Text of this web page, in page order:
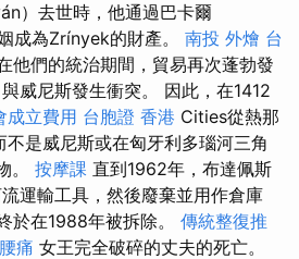
）去世時，他通過巴卡爾
成為Zrínyek的財產。 南投 外燴 台
他們的統治期間，貿易再次蓬勃發
威尼斯發生衝突。 因此，在1412
成立費用 台胞證 香港 Cities從熱那
是威尼斯或在匈牙利多瑙河三角
。 按摩課 直到1962年，布達佩斯
運輸工具，然後廢棄並用作倉庫
於在1988年被拆除。 傳統整復推
腰痛 女王完全破碎的丈夫的死亡。